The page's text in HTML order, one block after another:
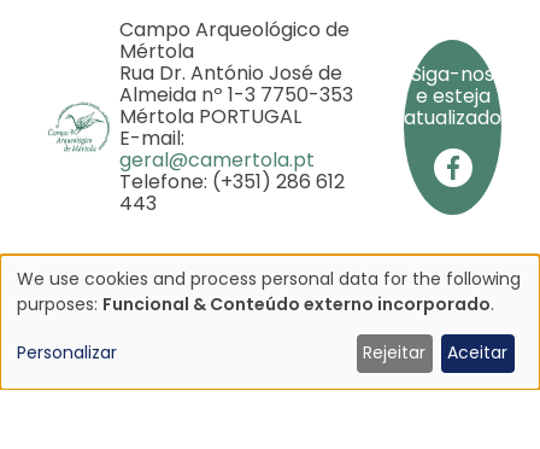
Campo Arqueológico de
Mértola
Rua Dr. António José de
Almeida nº 1-3 7750-353
Mértola PORTUGAL
E-mail:
geral@camertola.pt
Telefone: (+351) 286 612
443
Siga-nos
e esteja
atualizado
Copyright © 2025 - Campo Arqueológico de Mértola
- Todos os direitos reservados
Utilização
de
dados
We use cookies and process personal data for the following
purposes: Funcional & Conteúdo externo incorporado.
Personalizar Rejeitar Aceitar